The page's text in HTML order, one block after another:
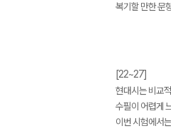
복기할 만한 문
[22~27]
현대시는 비교
수필이 어렵게
이번 시험에서